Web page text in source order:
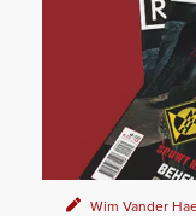
Wim Vander